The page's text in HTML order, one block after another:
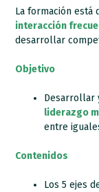
La formación está
interacción
desarrollar
Objetivo
Desarrollar
liderazgo
entre
Contenidos
Los 5 ejes